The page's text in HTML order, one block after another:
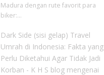
Madura dengan rute favorit para
biker:…
Dark Side (sisi gelap) Travel
Umrah di Indonesia: Fakta yang
Perlu Diketahui Agar Tidak Jadi
Korban - K H S blogmengenai